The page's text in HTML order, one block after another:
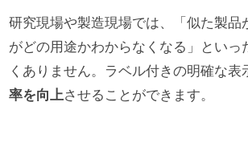
研究現場や製造現場では、「似た製品
がどの用途かわからなくなる」といっ
くありません。ラベル付きの明確な表
率を向上させることができます。